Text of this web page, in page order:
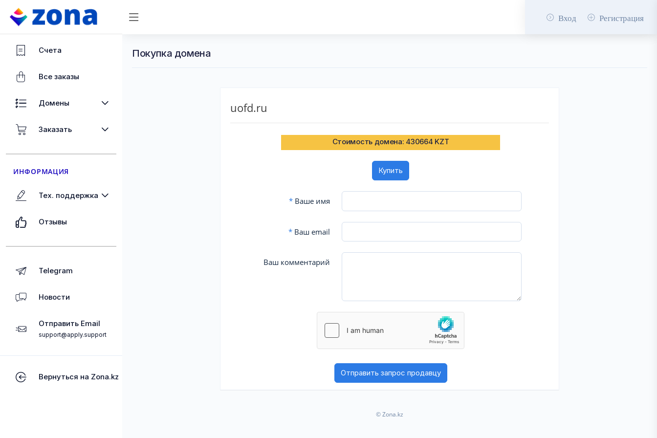
Вход Регистрация
Счета
Все заказы
Домены
Заказать
ИНФОРМАЦИЯ
Тех. поддержка
Отзывы
Telegram
Новости
Отправить Email
support@apply.support
Вернуться на Zona.kz
Покупка домена
uofd.ru
Стоимость домена: 430664 KZT
Купить
*Ваше имя
*Ваш email
Ваш комментарий
© Zona.kz